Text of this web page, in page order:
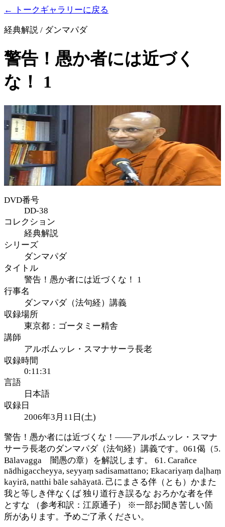
← トークギャラリーに戻る
経典解説 / ダンマパダ
警告！愚か者には近づく
な！ 1
DVD番号
DD-38
コレクション
経典解説
シリーズ
ダンマパダ
タイトル
警告！愚か者には近づくな！ 1
行事名
ダンマパダ（法句経）講義
収録場所
東京都：ゴータミー精舎
講師
アルボムッレ・スマナサーラ長老
収録時間
0:11:31
言語
日本語
収録日
2006年3月11日(土)
警告！愚か者には近づくな！――アルボムッレ・スマナ
サーラ長老のダンマパダ（法句経）講義です。061偈（5.
Bālavagga 闇愚の章）を解説します。 61. Carañce
nādhigaccheyya, seyyaṃ sadisamattano; Ekacariyaṃ daḷhaṃ
kayirā, natthi bāle sahāyatā. 己にまさる伴（とも）かまた
我と等しき伴なくば 独り道行き誤るな おろかな者を伴
とすな （参考和訳：江原通子） ※一部お聞き苦しい箇
所があります。予めご了承ください。